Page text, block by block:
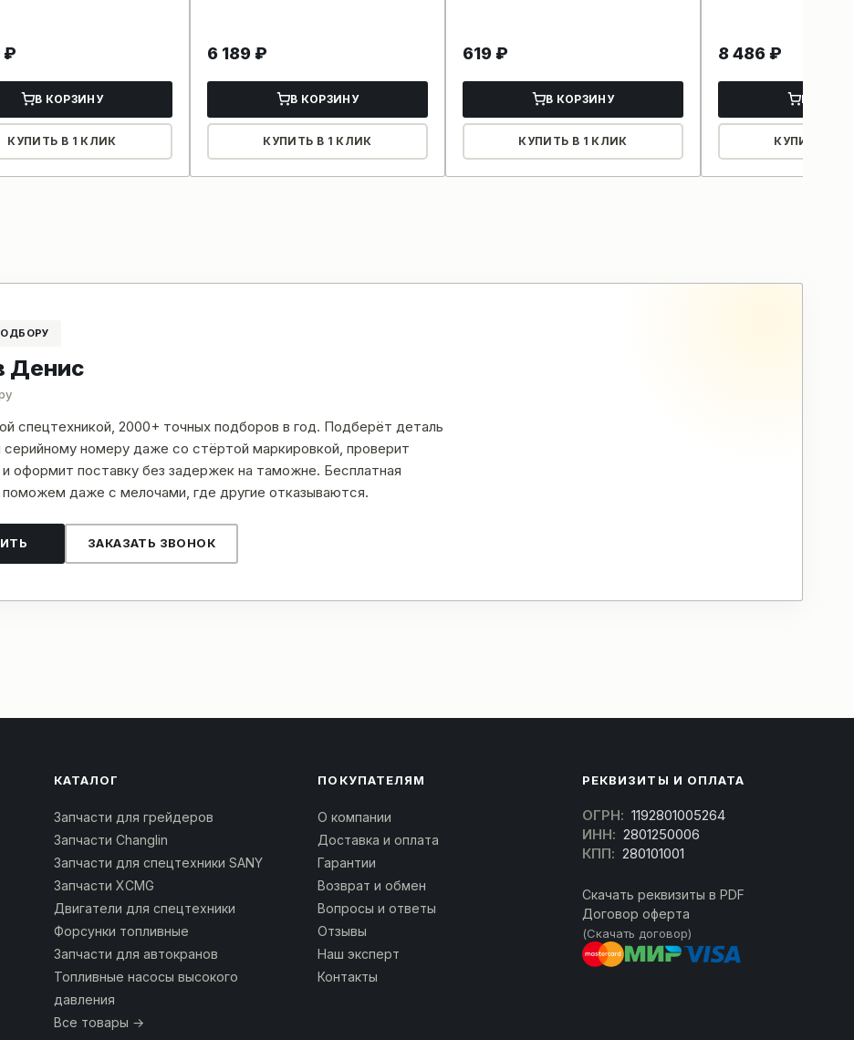
₽
В КОРЗИНУ
КУПИТЬ В 1 КЛИК
6 189₽
В КОРЗИНУ
КУПИТЬ В 1 КЛИК
619₽
В КОРЗИНУ
КУПИТЬ В 1 КЛИК
8 486 ₽
В
КУПИТЬ В 1
Денис
спецтехникой, 2000+ точных подборов в год. Подберёт деталь
серийному номеру даже со стёртой маркировкой, проверит
оформит поставку без задержек на таможне. Бесплатная
даже с мелочами, где другие отказываются.
ЗАКАЗАТЬ ЗВОНОК
КАТАЛОГ
Запчасти для грейдеров
Запчасти Changlin
Запчасти для спецтехники SANY
Запчасти XCMG
Двигатели для спецтехники
Форсунки топливные
Запчасти для автокранов
Топливные насосы высокого
давления
Все товары →
ПОКУПАТЕЛЯМ
О компании
Доставка и оплата
Гарантии
Возврат и обмен
Вопросы и ответы
Отзывы
Наш эксперт
Контакты
РЕКВИЗИТЫ И ОПЛАТА
ОГРН: 1192801005264
ИНН: 2801250006
КПП: 280101001
Скачать реквизиты в PDF
Договор оферта
(Скачать договор)